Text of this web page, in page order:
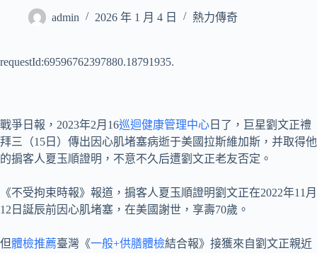
admin 2026 年 1 月 4 日 熱力傳奇
requestId:69596762397880.18791935.
戰爭日報，2023年2月16巡迴健康管理中心 日了，巨星劉文正禮
拜三（15日）傳出因心肌堵塞病逝于美國拉斯維加斯，并取得他
的掮客人夏玉順證明，不意不久后遭劉文正老友否定。
《不受拘束時報》報道，掮客人夏玉順證明劉文正在2022年11月
12日誕辰前因心肌堵塞，在美國謝世，享壽70歲。
但體檢推薦臺灣《一般+供膳體檢結合報》接獲來自劉文正親近